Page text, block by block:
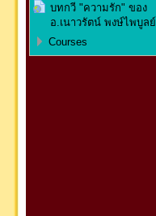
บทกวี "ความรัก" ของ
อ.เนาวรัตน์ พงษ์ไพบูลย์
Courses